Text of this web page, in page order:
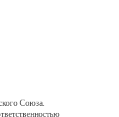
Союза.